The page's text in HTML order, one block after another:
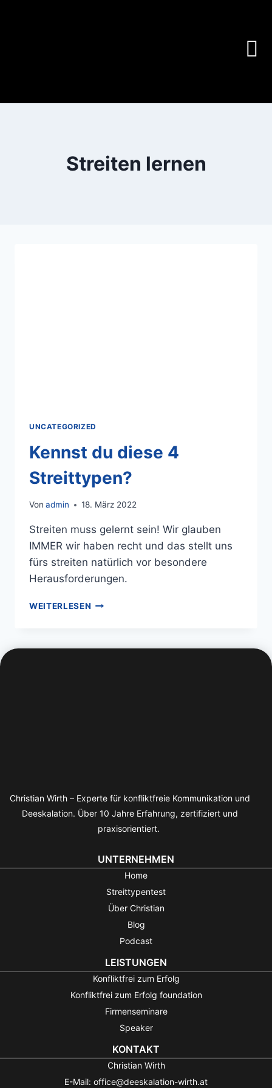
Streiten lernen
UNCATEGORIZED
Kennst du diese 4
Streittypen?
Von admin 18. März 2022
Streiten muss gelernt sein! Wir glauben
IMMER wir haben recht und das stellt uns
fürs streiten natürlich vor besondere
Herausforderungen.
WEITERLESEN
Christian Wirth – Experte für konfliktfreie Kommunikation und
Deeskalation. Über 10 Jahre Erfahrung, zertifiziert und
praxisorientiert.
UNTERNEHMEN
Home
Streittypentest
Über Christian
Blog
Podcast
LEISTUNGEN
Konfliktfrei zum Erfolg
Konfliktfrei zum Erfolg foundation
Firmenseminare
Speaker
KONTAKT
Christian Wirth
E-Mail: office@deeskalation-wirth.at